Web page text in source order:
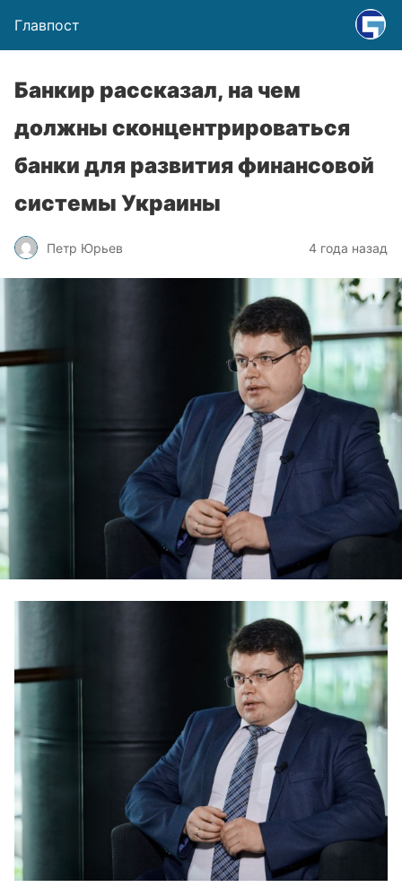
Главпост
Банкир рассказал, на чем
должны сконцентрироваться
банки для развития финансовой
системы Украины
Петр Юрьев 4 года назад